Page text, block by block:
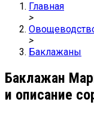
Главная
>
>
Баклажаны
Баклажан
и описание